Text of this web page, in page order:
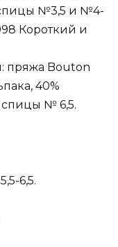
спицы №3,5 и №4-
Короткий и
пряжа Bouton
40%
спицы № 6,5.
6,5.